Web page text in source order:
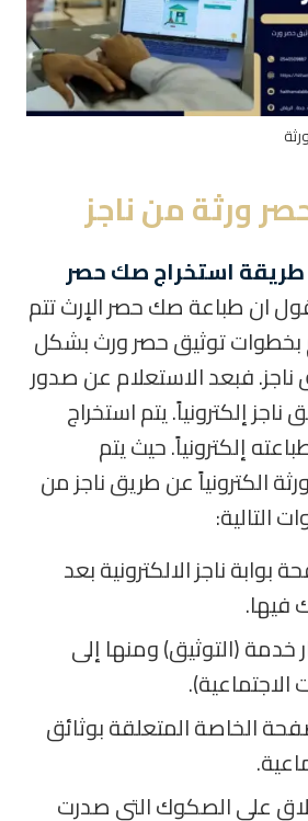
ورثة من ناجز
طريقة استخراج صك حصر
ان طباعة صك حصر الإرث تتم
بخطوات توثيق حصر ورث بشكل
فبعد الاستعلام عن صدور
إلكترونياً. يتم استخراج
إلكترونياً.حيث يتم
الكترونياً عن طريق ناجز من
التالية:
ناجز الالكترونية بعد
فيها.
خدمة (التوثيق) ومنها إلى
الاجتماعية).
الخاصة المتعلقة بوثائق
.
على الصكوك التي صدرت